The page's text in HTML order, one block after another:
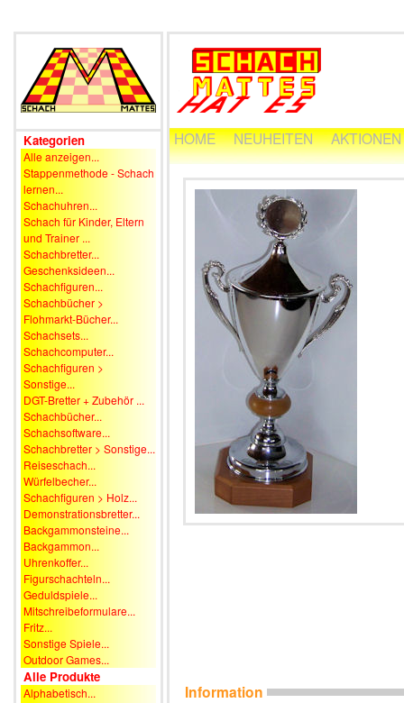
Kategorien
Alle anzeigen...
Stappenmethode - Schach
lernen...
Schachuhren...
Schach für Kinder, Eltern
und Trainer ...
Schachbretter...
Geschenksideen...
Schachfiguren...
Schachbücher >
Flohmarkt-Bücher...
Schachsets...
Schachcomputer...
Schachfiguren >
Sonstige...
DGT-Bretter + Zubehör ...
Schachbücher...
Schachsoftware...
Schachbretter > Sonstige...
Reiseschach...
Würfelbecher...
Schachfiguren > Holz...
Demonstrationsbretter...
Backgammonsteine...
Backgammon...
Uhrenkoffer...
Figurschachteln...
Geduldspiele...
Mitschreibeformulare...
Fritz...
Sonstige Spiele...
Outdoor Games...
Alle Produkte
Alphabetisch...
HOME NEUHEITEN AKTIONEN
Information